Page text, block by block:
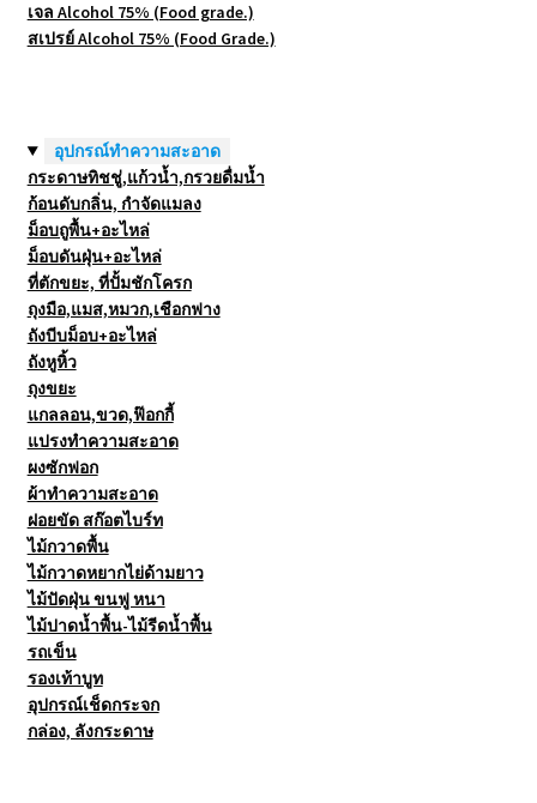
เจล Alcohol 75% (Food grade.)
สเปรย์ Alcohol 75% (Food Grade.)
อุปกรณ์ทำความสะอาด
กระดาษทิชชู่,แก้วน้ำ,กรวยดื่มน้ำ
ก้อนดับกลิ่น, กำจัดแมลง
ม็อบถูพื้น+อะไหล่
ม็อบดันฝุ่น+อะไหล่
ที่ตักขยะ, ที่ปั้มชักโครก
ถุงมือ,แมส,หมวก,เชือกฟาง
ถังบีบม็อบ+อะไหล่
ถังหูหิ้ว
ถุงขยะ
แกลลอน,ขวด,ฟ๊อกกี้
แปรงทำความสะอาด
ผงซักฟอก
ผ้าทำความสะอาด
ฝอยขัด สก๊อตไบร์ท
ไม้กวาดพื้น
ไม้กวาดหยากไย่ด้ามยาว
ไม้ปัดฝุ่น ขนฟู หนา
ไม้ปาดน้ำพื้น-ไม้รีดน้ำพื้น
รถเข็น
รองเท้าบูท
อุปกรณ์เช็ดกระจก
กล่อง, ลังกระดาษ